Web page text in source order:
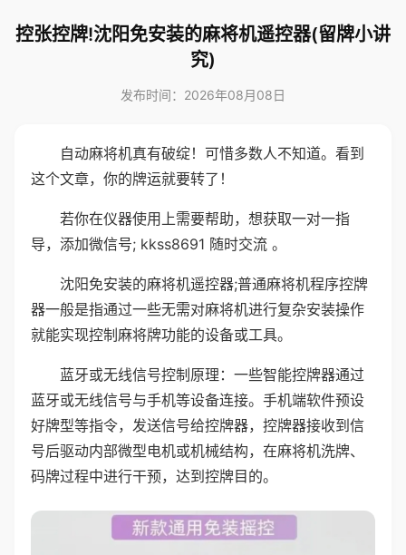
控张控牌!沈阳免安装的麻将机遥控器(留牌小讲
究)
发布时间：2026年08月08日
自动麻将机真有破绽！可惜多数人不知道。看到
这个文章，你的牌运就要转了！
若你在仪器使用上需要帮助，想获取一对一指
导，添加微信号; kkss8691 随时交流 。
沈阳免安装的麻将机遥控器;普通麻将机程序控牌
器一般是指通过一些无需对麻将机进行复杂安装操作
就能实现控制麻将牌功能的设备或工具。
蓝牙或无线信号控制原理：一些智能控牌器通过
蓝牙或无线信号与手机等设备连接。手机端软件预设
好牌型等指令，发送信号给控牌器，控牌器接收到信
号后驱动内部微型电机或机械结构，在麻将机洗牌、
码牌过程中进行干预，达到控牌目的。